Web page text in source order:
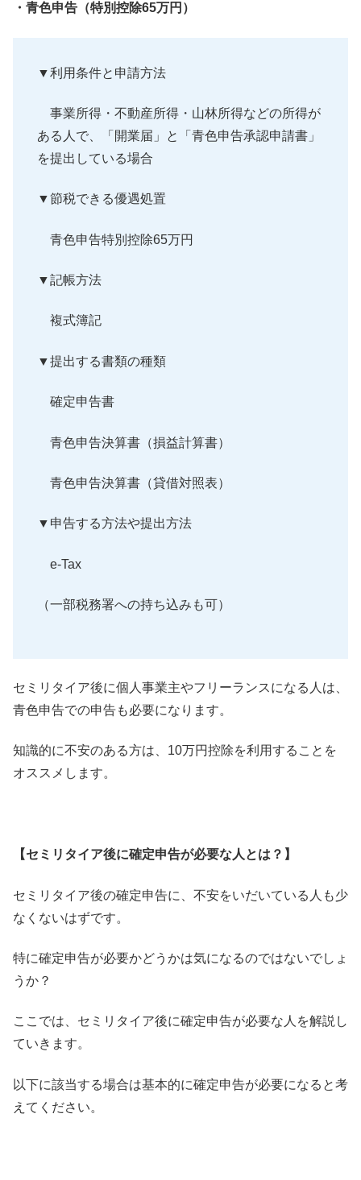
・青色申告（特別控除65万円）
▼利用条件と申請方法
事業所得・不動産所得・山林所得などの所得が
ある人で、「 開業届」と「青色申告承認申請書」
を提出している場合
▼節税できる優遇処置
青色申告特別控除65万円
▼記帳方法
複式簿記
▼提出する書類の種類
確定申告書
青色申告決算書（損益計算書）
青色申告決算書（貸借対照表）
▼申告する方法や提出方法
e-Tax
（一部税務署への持ち込みも可）
セミリタイア後に個人事業主やフリーランスになる人は、
青色申告での申告も必要になります。
知識的に不安のある方は、 10万円控除を利用することを
オススメします。
【セミリタイア後に確定申告が必要な人とは？】
セミリタイア後の確定申告に、 不安をいだいている人も少
なくないはずです。
特に確定申告が必要かどうかは気になるのではないでしょ
うか？
ここでは、 セミリタイア後に確定申告が必要な人を解説し
ていきます。
以下に該当する場合は基本的に確定申告が必要になると考
えてください。